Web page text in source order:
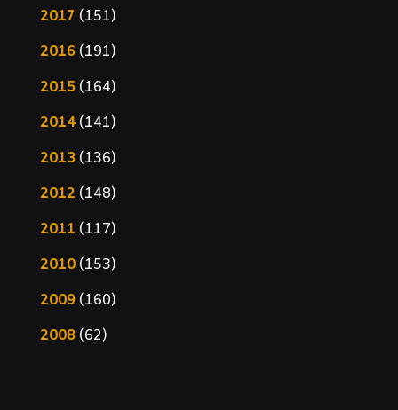
2017 (151)
2016(191)
2015(164)
2014(141)
2013(136)
2012 (148)
2011 (117)
2010(153)
2009(160)
2008(62)